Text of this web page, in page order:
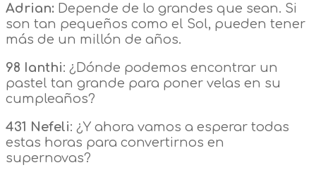
Adrian: Depende de lo grandes que sean. Si
son tan pequeños como el Sol, pueden tener
más de un millón de años.
98 Ianthi: ¿Dónde podemos encontrar un
pastel tan grande para poner velas en su
cumpleaños?
431 Nefeli: ¿Y ahora vamos a esperar todas
estas horas para convertirnos en
supernovas?